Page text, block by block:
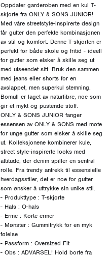
Oppdater garderoben med en kul T-
skjorte fra ONLY & SONS JUNIOR!
Med våre streetstyle-inspirerte design
får gutter den perfekte kombinasjonen
av stil og komfort. Denne T-skjorten er
perfekt for både skole og fritid - ideell
for gutter som elsker å skille seg ut
med utseendet sitt. Bruk den sammen
med jeans eller shorts for en
avslappet, men superkul stemning.
Bomull er laget av naturfibre, noe som
gir et mykt og pustende stoff.
ONLY & SONS JUNIOR fanger
essensen av ONLY & SONS med mote
for unge gutter som elsker å skille seg
ut. Kolleksjonene kombinerer kule,
street style-inspirerte looks med
attitude, der denim spiller en sentral
rolle. Fra trendy antrekk til essensielle
hverdagsstiler, det er noe for gutter
som ønsker å uttrykke sin unike stil.
- Produkttype : T-skjorte
- Hals : O-hals
- Erme : Korte ermer
- Mønster : Gummitrykk for en myk
følelse
- Passform : Oversized Fit
- Obs : ADVARSEL! Hold borte fra